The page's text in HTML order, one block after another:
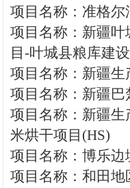
项目名称：准格尔
项目名称：新疆
目-叶城县粮库建设
项目名称：新疆
项目名称：新疆
项目名称：新疆生
米烘干项目(HS)
项目名称：博乐
项目名称：和田地